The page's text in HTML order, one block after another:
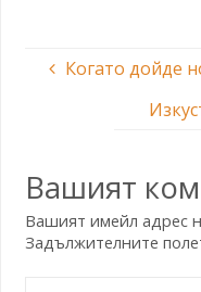
Когато дойде
Вашият
Вашият имейл адрес
Задължителните